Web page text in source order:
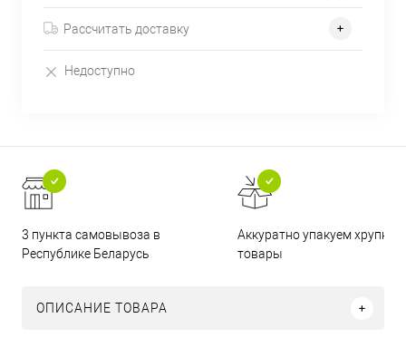
Рассчитать доставку
Недоступно
3 пункта самовывоза в
Республике Беларусь
Аккуратно упакуем хрупкие
товары
ОПИСАНИЕ ТОВАРА